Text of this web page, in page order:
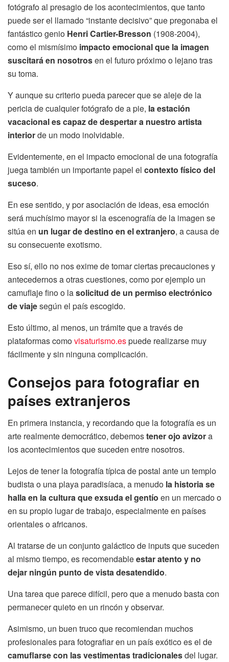
fotógrafo al presagio de los acontecimientos, que tanto
puede ser el llamado “instante decisivo” que pregonaba el
fantástico genio Henri Cartier-Bresson (1908-2004),
como el mismísimo impacto emocional que la imagen
suscitará en nosotrosen el futuro próximo o lejano tras
su toma.
Y aunque su criterio pueda parecer que se aleje de la
pericia de cualquier fotógrafo de a pie, la estación
vacacional es capaz de despertar a nuestro artista
interiorde un modo inolvidable.
Evidentemente, en el impacto emocional de una fotografía
juega también un importante papel el contexto físico del
suceso.
En ese sentido, y por asociación de ideas, esa emoción
será muchísimo mayor si la escenografía de la imagen se
sitúa en un lugar de destino en el extranjero, a causa de
su consecuente exotismo.
Eso sí, ello no nos exime de tomar ciertas precauciones y
antecedernos a otras cuestiones, como por ejemplo un
camuflaje fino o lasolicitud de un permiso electrónico
de viajesegún el país escogido.
Esto último, al menos, un trámite que a través de
plataformas comovisaturismo.espuede realizarse muy
fácilmente y sin ninguna complicación.
Consejos para fotografiar en
países extranjeros
En primera instancia, y recordando que la fotografía es un
arte realmente democrático, debemostener ojo avizora
los acontecimientos que suceden entre nosotros.
Lejos de tener la fotografía típica de postal ante un templo
budista o una playa paradisíaca, a menudo la historia se
halla en la cultura que exsuda el gentío en un mercado o
en su propio lugar de trabajo, especialmente en países
orientales o africanos.
Al tratarse de un conjunto galáctico de inputs que suceden
al mismo tiempo, es recomendableestar atento y no
dejar ningún punto de vista desatendido.
Una tarea que parece difícil, pero que a menudo basta con
permanecer quieto en un rincón y observar.
Asimismo, un buen truco que recomiendan muchos
profesionales para fotografiar en un país exótico es el de
camuflarse con las vestimentas tradicionalesdel lugar.